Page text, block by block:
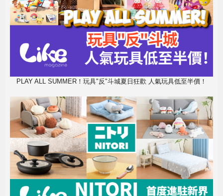
PLAY ALL SUMMER！玩具"反"斗城夏日狂歡 人氣玩具低至半價！